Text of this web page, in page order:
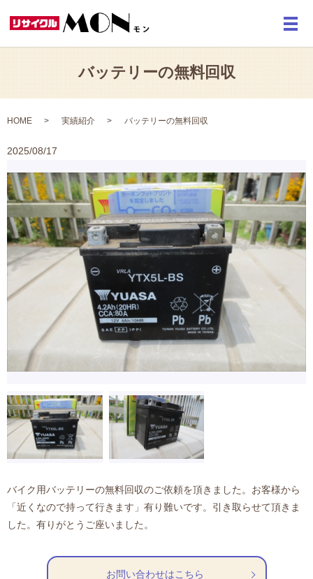
メ
バッテリーの無料回収
HOME 実績紹介 バッテリーの無料回収
2025/08/17
バイク用バッテリーの無料回収のご依頼を頂きました。お客様から
「近くなので持って行きます」有り難いです。引き取らせて頂きま
した。有りがとうご座いました。
お問い合わせはこちら